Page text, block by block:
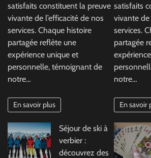
satisfaits constituent la preuve
vivante de l’efficacité de nos
services. Chaque histoire
partagée reflète une
expérience unique et
personnelle, témoignant de
notre…
En savoir plus
satisfaits
vivante de
services.
partagée
notre…
En savoir
Séjour de ski à
verbier :
découvrez des